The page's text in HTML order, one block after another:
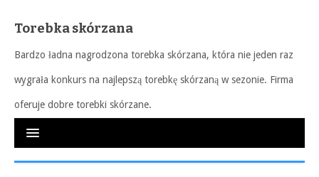
Torebka skórzana
Bardzo ładna nagrodzona torebka skórzana, która nie jeden raz
wygrała konkurs na najlepszą torebkę skórzaną w sezonie. Firma
oferuje dobre torebki skórzane.